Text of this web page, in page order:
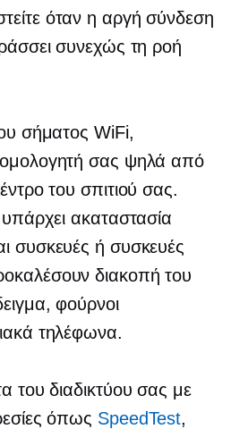
όταν η αργή σύνδεση
συνεχώς τη ροή
σήματος WiFi,
σας ψηλά από
του σπιτιού σας.
υπάρχει ακαταστασία
συσκευές ή συσκευές
διακοπή του
φούρνοι
τηλέφωνα.
του διαδικτύου σας με
όπως SpeedTest,